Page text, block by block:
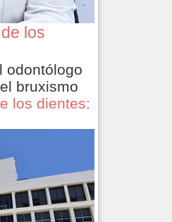
los
odontólogo
bruxismo
los dientes: